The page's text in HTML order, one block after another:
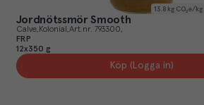
13.8 kg CO₂e/kg
Jordnötssmör Smooth
Calve Kolonial Art.nr. 793300
FRP
12x350 g
Köp (Logga in)